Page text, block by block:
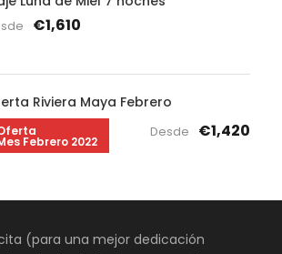
€1,610
Riviera Maya Febrero
Febrero 2022
Desde €1,420
(para una mejor dedicación